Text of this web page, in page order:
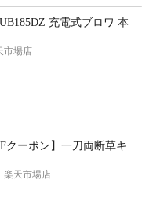
充電式ブロワ 本
場店
クーポン】一刀両断草キ
天市場店